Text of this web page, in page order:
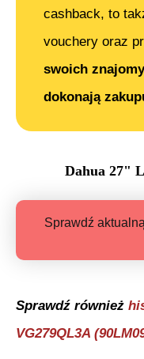
cashback, to
vouchery oraz
swoich
dokonają
Dahua 27"
Sprawdź
Sprawdź również
VG279QL3A